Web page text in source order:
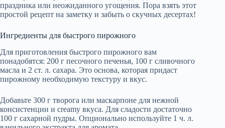
праздника или неожиданного угощения. Пора взять этот
простой рецепт на заметку и забыть о скучных десертах!
Ингредиенты для быстрого пирожного
Для приготовления быстрого пирожного вам
понадобятся: 200 г песочного печенья, 100 г сливочного
масла и 2 ст. л. сахара. Это основа, которая придаст
пирожному необходимую текстуру и вкус.
Добавьте 300 г творога или маскарпоне для нежной
консистенции и creamy вкуса. Для сладости достаточно
100 г сахарной пудры. Опционально используйте 1 ч. л.